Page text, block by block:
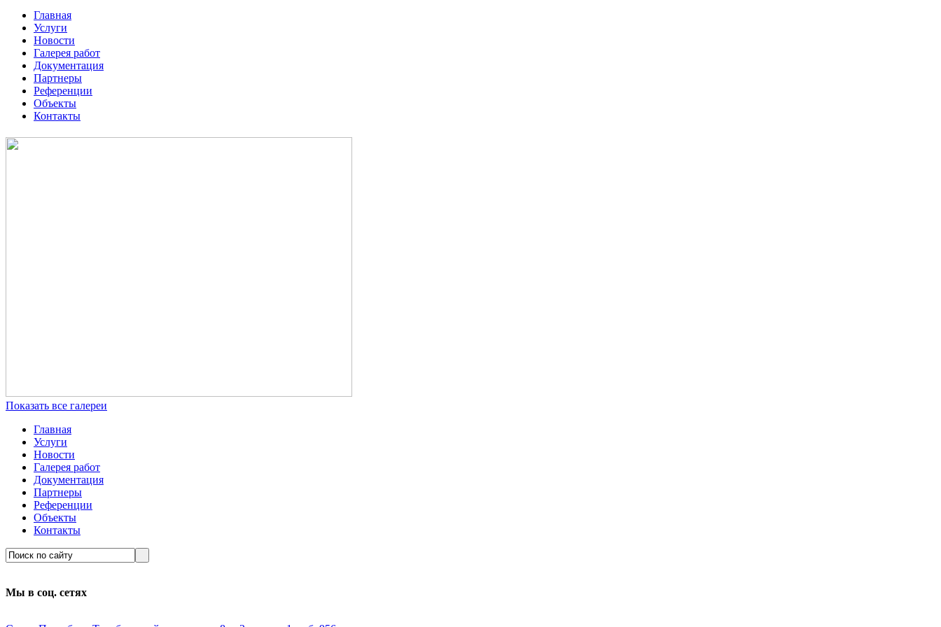
Главная
Услуги
Новости
Галерея работ
Документация
Партнеры
Референции
Объекты
Контакты
Показать все галереи
Главная
Услуги
Новости
Галерея работ
Документация
Партнеры
Референции
Объекты
Контакты
Мы в соц. сетях